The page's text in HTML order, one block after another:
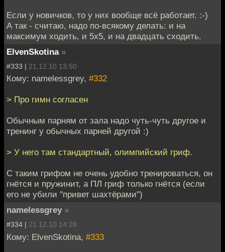
Если у новичков, то у них вообще всё работает. :-)
А так - считаю, надо по-всякому делать: и на
максимум ходить, и 5х5, и на двадцать сходить.
ElvenSkotina »
#333 | 21.12.10 13:50
Кому: namelessgrey, #332
> Про гимн согласен
Обычным парням от зала надо чуть-чуть другое и
тренинг у обычных парней другой :)
> У него там стандартный, олимпийский гриф.
С таким грифом не очень удобно тренироваться, он
гнётся и пружинит, а ПЛ гриф только гнётся (если
его не убили "привет шахтёрами")
namelessgrey »
#334 | 21.12.10 14:28
Кому: ElvenSkotina, #333